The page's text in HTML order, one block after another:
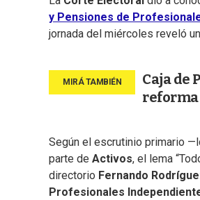
y Pensiones de
jornada del miércoles reveló
Caja de
reforma
Según el escrutinio primario
parte de Activos, el lema
directorio Fernando
Profesionales